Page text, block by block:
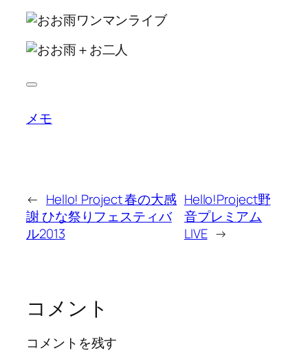
メモ
← Hello! Project 春の大感
謝 ひな祭りフェスティバ
ル2013
Hello!Project野
音プレミアム
LIVE →
コメント
コメントを残す